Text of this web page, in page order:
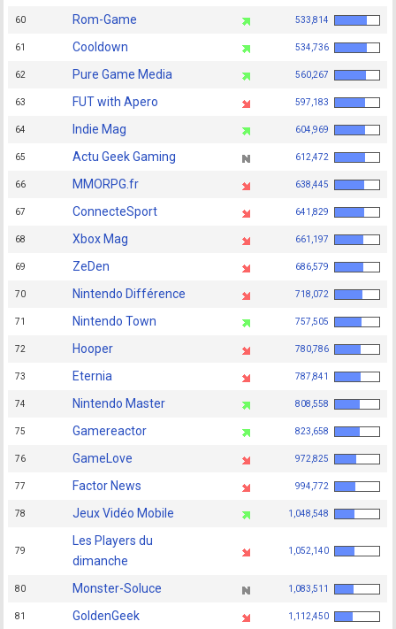
60 Rom-Game 533,814
61 Cooldown 534,736
62 Pure Game Media 560,267
63 FUT with Apero 597,183
64 Indie Mag 604,969
65 Actu Geek Gaming 612,472
66 MMORPG.fr 638,445
67 ConnecteSport 641,829
68 Xbox Mag 661,197
69 ZeDen 686,579
70 Nintendo Différence 718,072
71 Nintendo Town 757,505
72 Hooper 780,786
73 Eternia 787,841
74 Nintendo Master 808,558
75 Gamereactor 823,658
76 GameLove 972,825
77 Factor News 994,772
78 Jeux Vidéo Mobile 1,048,548
79
Les Players du
dimanche
1,052,140
80 Monster-Soluce 1,083,511
81 GoldenGeek 1,112,450